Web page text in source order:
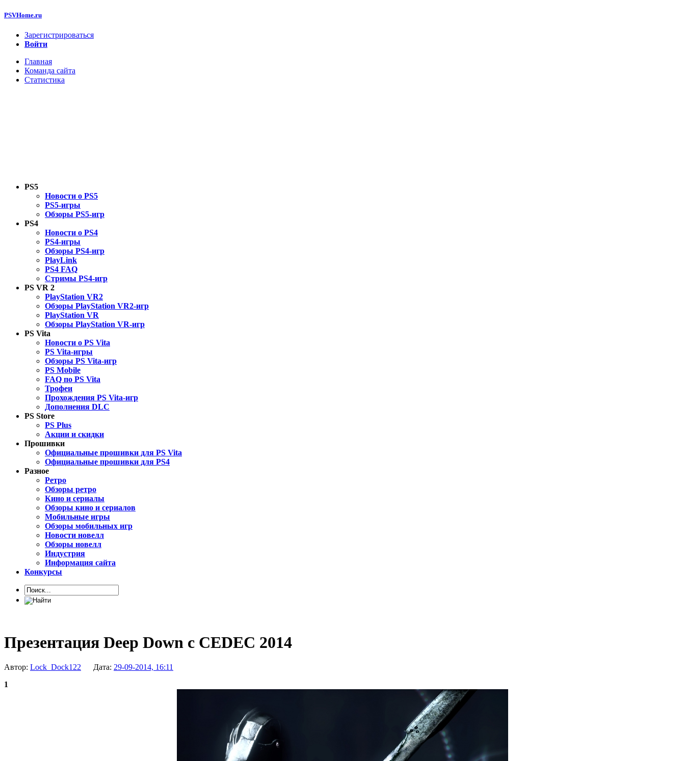
PSVHome.ru
Зарегистрироваться
Войти
Главная
Команда сайта
Статистика
PS5
Новости о PS5
PS5-игры
Обзоры PS5-игр
PS4
Новости о PS4
PS4-игры
Обзоры PS4-игр
PlayLink
PS4 FAQ
Стримы PS4-игр
PS VR 2
PlayStation VR2
Обзоры PlayStation VR2-игр
PlayStation VR
Обзоры PlayStation VR-игр
PS Vita
Новости о PS Vita
PS Vita-игры
Обзоры PS Vita-игр
PS Mobile
FAQ по PS Vita
Трофеи
Прохождения PS Vita-игр
Дополнения DLC
PS Store
PS Plus
Акции и скидки
Прошивки
Официальные прошивки для PS Vita
Официальные прошивки для PS4
Разное
Ретро
Обзоры ретро
Кино и сериалы
Обзоры кино и сериалов
Мобильные игры
Обзоры мобильных игр
Новости новелл
Обзоры новелл
Индустрия
Информация сайта
Конкурсы
Презентация Deep Down с CEDEC 2014
Автор: Lock_Dock122 Дата: 29-09-2014, 16:11
1